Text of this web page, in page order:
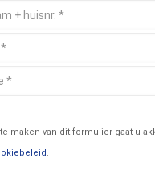
maken van dit formulier gaat u
.